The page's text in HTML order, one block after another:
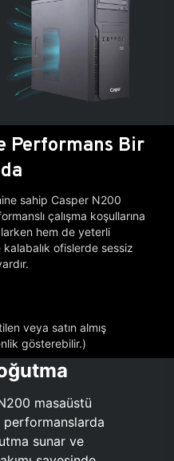
Performans Bir
sahip Casper N200
çalışma koşullarına
hem de yeterli
ofislerde sessiz
veya satın almış
gösterebilir.)
masaüstü
sunar ve